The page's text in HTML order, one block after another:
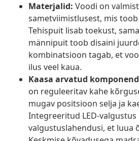
Materjalid: Voodi on
sametviimistlusest, mis
Tehispuit lisab toekust,
männipuit toob disaini
kombinatsioon tagab, et
ilus veel kaua.
Kaasa arvatud
on reguleeritav kahe
mugav positsioon selja ja
Integreeritud LED-
valgustuslahendusi, et luua